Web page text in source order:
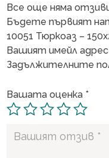
Все още няма
Бъдете първият
10051 Тюркоаз –
Вашият имейл адрес
Задължителните
Вашата оценка *